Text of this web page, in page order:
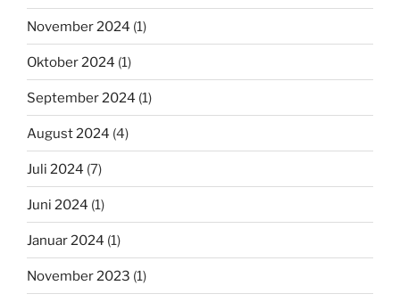
November 2024 (1)
Oktober 2024 (1)
September 2024 (1)
August 2024 (4)
Juli 2024 (7)
Juni 2024 (1)
Januar 2024 (1)
November 2023 (1)